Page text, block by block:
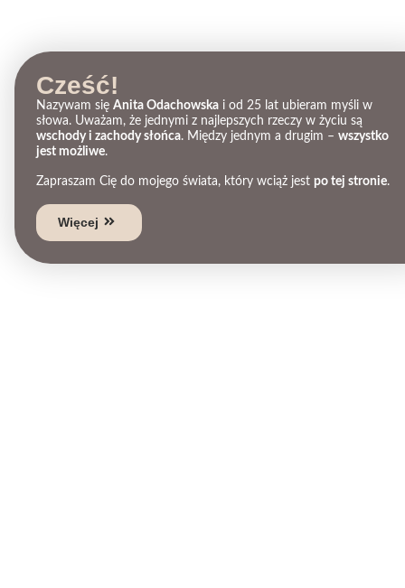
Cześć!
Nazywam się Anita Odachowska i od 25 lat ubieram myśli w
słowa. Uważam, że jednymi z najlepszych rzeczy w życiu są
wschody i zachody słońca. Między jednym a drugim – wszystko
jest możliwe.
Zapraszam Cię do mojego świata, który wciąż jest po tej stronie.
Więcej